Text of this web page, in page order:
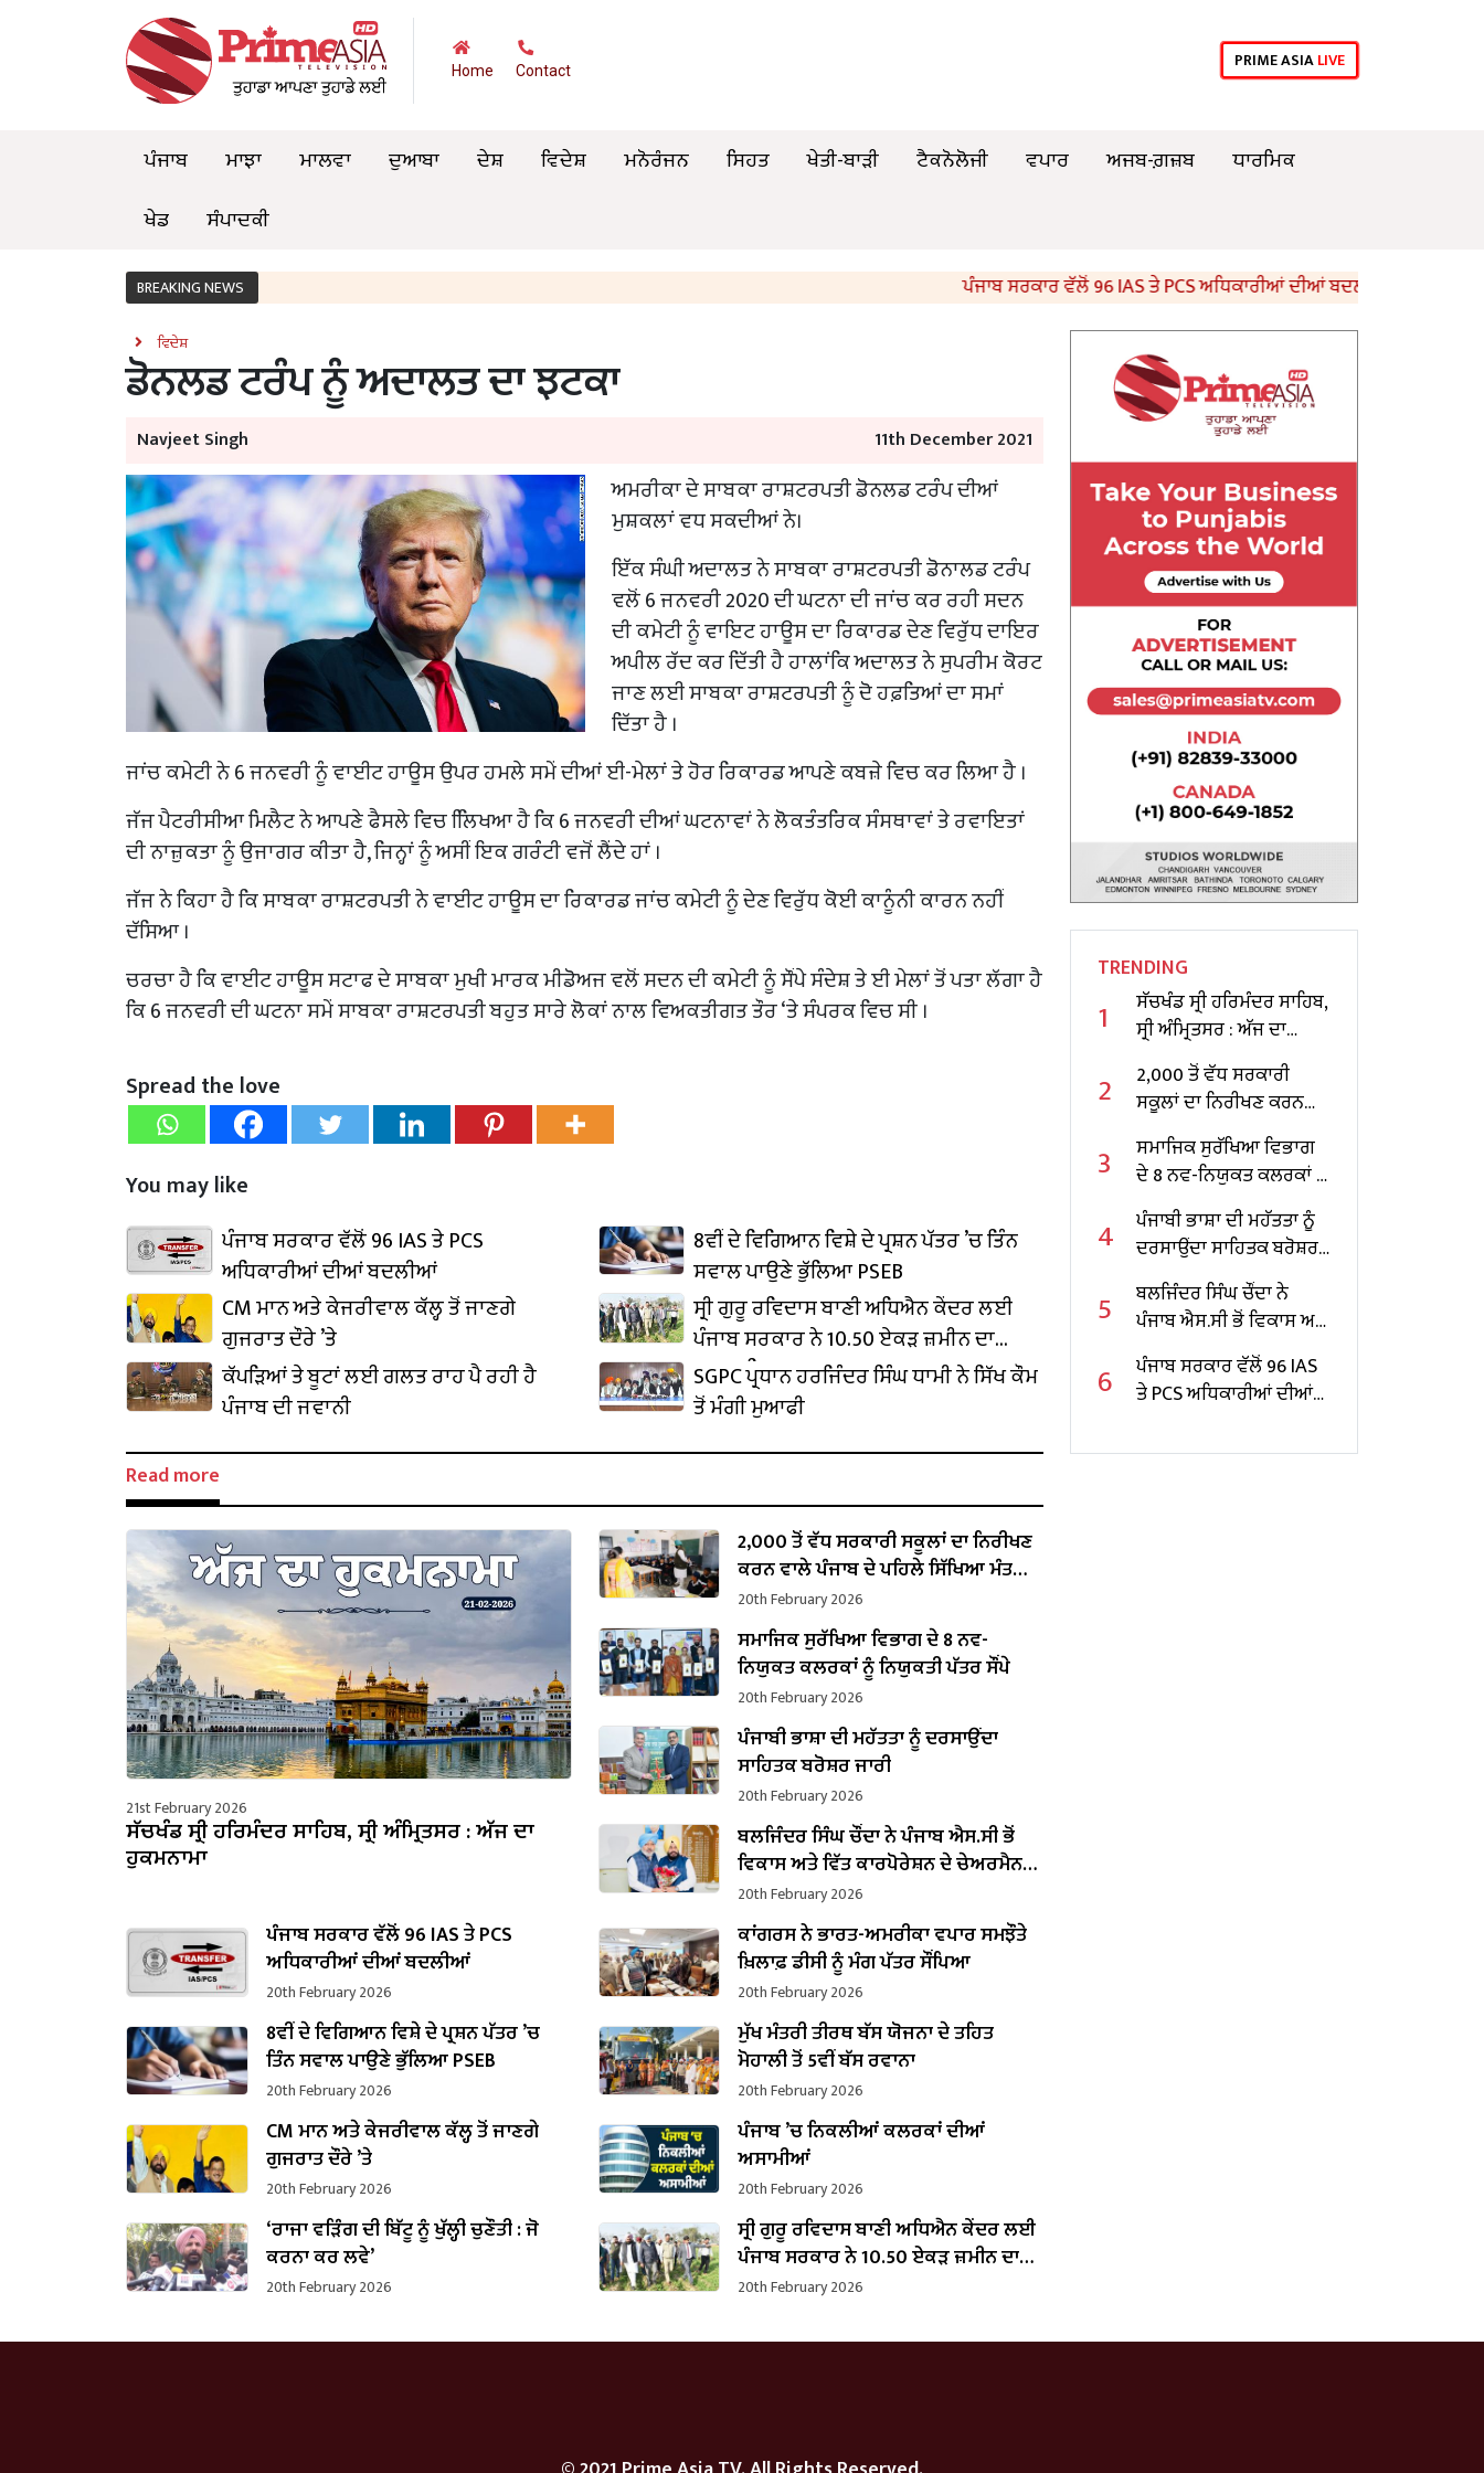
Home Contact PRIME ASIALIVE
ਪੰਜਾਬ ਮਾਝਾ ਮਾਲਵਾ ਦੁਆਬਾ ਦੇਸ਼ ਵਿਦੇਸ਼ ਮਨੋਰੰਜਨ ਸਿਹਤ ਖੇਤੀ-ਬਾੜੀ ਟੈਕਨੋਲੋਜੀ ਵਪਾਰ ਅਜਬ-ਗ਼ਜ਼ਬ
ਧਾਰਮਿਕ
ਖੇਡ
ਸੰਪਾਦਕੀ
BREAKING NEWS ਪੰਜਾਬ ਸਰਕਾਰ ਵੱਲੋਂ 96 IAS ਤੇ PCS ਅਧਿਕਾਰੀਆਂ ਦੀਆਂ ਬਦਲੀਆਂ
ਵਿਦੇਸ਼
ਡੋਨਲਡ ਟਰੰਪ ਨੂੰ ਅਦਾਲਤ ਦਾ ਝਟਕਾ
Navjeet Singh 11th December 2021
ਅਮਰੀਕਾ ਦੇ ਸਾਬਕਾ ਰਾਸ਼ਟਰਪਤੀ ਡੋਨਲਡ ਟਰੰਪ ਦੀਆਂ
ਮੁਸ਼ਕਲਾਂ ਵਧ ਸਕਦੀਆਂ ਨੇ।
ਇੱਕ ਸੰਘੀ ਅਦਾਲਤ ਨੇ ਸਾਬਕਾ ਰਾਸ਼ਟਰਪਤੀ ਡੋਨਾਲਡ ਟਰੰਪ
ਵਲੋਂ 6 ਜਨਵਰੀ 2020 ਦੀ ਘਟਨਾ ਦੀ ਜਾਂਚ ਕਰ ਰਹੀ ਸਦਨ
ਦੀ ਕਮੇਟੀ ਨੂੰ ਵਾਇਟ ਹਾਊਸ ਦਾ ਰਿਕਾਰਡ ਦੇਣ ਵਿਰੁੱਧ ਦਾਇਰ
ਅਪੀਲ ਰੱਦ ਕਰ ਦਿੱਤੀ ਹੈ ਹਾਲਾਂਕਿ ਅਦਾਲਤ ਨੇ ਸੁਪਰੀਮ ਕੋਰਟ
ਜਾਣ ਲਈ ਸਾਬਕਾ ਰਾਸ਼ਟਰਪਤੀ ਨੂੰ ਦੋ ਹਫ਼ਤਿਆਂ ਦਾ ਸਮਾਂ
ਦਿੱਤਾ ਹੈ ।
ਜਾਂਚ ਕਮੇਟੀ ਨੇ 6 ਜਨਵਰੀ ਨੂੰ ਵਾਈਟ ਹਾਊਸ ਉਪਰ ਹਮਲੇ ਸਮੇਂ ਦੀਆਂ ਈ-ਮੇਲਾਂ ਤੇ ਹੋਰ ਰਿਕਾਰਡ ਆਪਣੇ ਕਬਜ਼ੇ ਵਿਚ ਕਰ ਲਿਆ ਹੈ ।
ਜੱਜ ਪੈਟਰੀਸੀਆ ਮਿਲੈਟ ਨੇ ਆਪਣੇ ਫੈਸਲੇ ਵਿਚ ਲਿਿਖਆ ਹੈ ਕਿ 6 ਜਨਵਰੀ ਦੀਆਂ ਘਟਨਾਵਾਂ ਨੇ ਲੋਕਤੰਤਰਿਕ ਸੰਸਥਾਵਾਂ ਤੇ ਰਵਾਇਤਾਂ
ਦੀ ਨਾਜ਼ੁਕਤਾ ਨੂੰ ਉਜਾਗਰ ਕੀਤਾ ਹੈ, ਜਿਨ੍ਹਾਂ ਨੂੰ ਅਸੀਂ ਇਕ ਗਰੰਟੀ ਵਜੋਂ ਲੈਂਦੇ ਹਾਂ ।
ਜੱਜ ਨੇ ਕਿਹਾ ਹੈ ਕਿ ਸਾਬਕਾ ਰਾਸ਼ਟਰਪਤੀ ਨੇ ਵਾਈਟ ਹਾਊਸ ਦਾ ਰਿਕਾਰਡ ਜਾਂਚ ਕਮੇਟੀ ਨੂੰ ਦੇਣ ਵਿਰੁੱਧ ਕੋਈ ਕਾਨੂੰਨੀ ਕਾਰਨ ਨਹੀਂ
ਦੱਸਿਆ ।
ਚਰਚਾ ਹੈ ਕਿ ਵਾਈਟ ਹਾਊਸ ਸਟਾਫ ਦੇ ਸਾਬਕਾ ਮੁਖੀ ਮਾਰਕ ਮੀਡੋਅਜ ਵਲੋਂ ਸਦਨ ਦੀ ਕਮੇਟੀ ਨੂੰ ਸੌਂਪੇ ਸੰਦੇਸ਼ ਤੇ ਈ ਮੇਲਾਂ ਤੋਂ ਪਤਾ ਲੱਗਾ ਹੈ
ਕਿ 6 ਜਨਵਰੀ ਦੀ ਘਟਨਾ ਸਮੇਂ ਸਾਬਕਾ ਰਾਸ਼ਟਰਪਤੀ ਬਹੁਤ ਸਾਰੇ ਲੋਕਾਂ ਨਾਲ ਵਿਅਕਤੀਗਤ ਤੌਰ ‘ਤੇ ਸੰਪਰਕ ਵਿਚ ਸੀ ।
Spread the love
You may like
ਪੰਜਾਬ ਸਰਕਾਰ ਵੱਲੋਂ 96 IAS ਤੇ PCS
ਅਧਿਕਾਰੀਆਂ ਦੀਆਂ ਬਦਲੀਆਂ
8ਵੀਂ ਦੇ ਵਿਗਿਆਨ ਵਿਸ਼ੇ ਦੇ ਪ੍ਰਸ਼ਨ ਪੱਤਰ ’ਚ ਤਿੰਨ
ਸਵਾਲ ਪਾਉਣੇ ਭੁੱਲਿਆ PSEB
CM ਮਾਨ ਅਤੇ ਕੇਜਰੀਵਾਲ ਕੱਲ੍ਹ ਤੋਂ ਜਾਣਗੇ
ਗੁਜਰਾਤ ਦੌਰੇ ’ਤੇ
ਸ੍ਰੀ ਗੁਰੂ ਰਵਿਦਾਸ ਬਾਣੀ ਅਧਿਐਨ ਕੇਂਦਰ ਲਈ
ਪੰਜਾਬ ਸਰਕਾਰ ਨੇ 10.50 ਏਕੜ ਜ਼ਮੀਨ ਦਾ
ਕਬਜ਼ਾ ਲਿਆ
ਕੱਪੜਿਆਂ ਤੇ ਬੂਟਾਂ ਲਈ ਗਲਤ ਰਾਹ ਪੈ ਰਹੀ ਹੈ
ਪੰਜਾਬ ਦੀ ਜਵਾਨੀ
SGPC ਪ੍ਰਧਾਨ ਹਰਜਿੰਦਰ ਸਿੰਘ ਧਾਮੀ ਨੇ ਸਿੱਖ ਕੌਮ
ਤੋਂ ਮੰਗੀ ਮੁਆਫੀ
Read more
21st February 2026
ਸੱਚਖੰਡ ਸ੍ਰੀ ਹਰਿਮੰਦਰ ਸਾਹਿਬ, ਸ੍ਰੀ ਅੰਮ੍ਰਿਤਸਰ : ਅੱਜ ਦਾ
ਹੁਕਮਨਾਮਾ
2,000 ਤੋਂ ਵੱਧ ਸਰਕਾਰੀ ਸਕੂਲਾਂ ਦਾ ਨਿਰੀਖਣ
ਕਰਨ ਵਾਲੇ ਪੰਜਾਬ ਦੇ ਪਹਿਲੇ ਸਿੱਖਿਆ ਮੰਤਰੀ
ਬਣੇ ਹਰਜੋਤ ਸਿੰਘ ਬੈਂਸ
20th February 2026
ਸਮਾਜਿਕ ਸੁਰੱਖਿਆ ਵਿਭਾਗ ਦੇ 8 ਨਵ-
ਨਿਯੁਕਤ ਕਲਰਕਾਂ ਨੂੰ ਨਿਯੁਕਤੀ ਪੱਤਰ ਸੌਂਪੇ
20th February 2026
ਪੰਜਾਬੀ ਭਾਸ਼ਾ ਦੀ ਮਹੱਤਤਾ ਨੂੰ ਦਰਸਾਉਂਦਾ
ਸਾਹਿਤਕ ਬਰੋਸ਼ਰ ਜਾਰੀ
20th February 2026
ਬਲਜਿੰਦਰ ਸਿੰਘ ਚੌਂਦਾ ਨੇ ਪੰਜਾਬ ਐਸ.ਸੀ ਭੋਂ
ਵਿਕਾਸ ਅਤੇ ਵਿੱਤ ਕਾਰਪੋਰੇਸ਼ਨ ਦੇ ਚੇਅਰਮੈਨ
ਵਜੋਂ ਸੰਭਾਲਿਆ ਕਾਰਜਭਾਰ
20th February 2026
ਪੰਜਾਬ ਸਰਕਾਰ ਵੱਲੋਂ 96 IAS ਤੇ PCS
ਅਧਿਕਾਰੀਆਂ ਦੀਆਂ ਬਦਲੀਆਂ
20th February 2026
ਕਾਂਗਰਸ ਨੇ ਭਾਰਤ-ਅਮਰੀਕਾ ਵਪਾਰ ਸਮਝੌਤੇ
ਖ਼ਿਲਾਫ਼ ਡੀਸੀ ਨੂੰ ਮੰਗ ਪੱਤਰ ਸੌਂਪਿਆ
20th February 2026
8ਵੀਂ ਦੇ ਵਿਗਿਆਨ ਵਿਸ਼ੇ ਦੇ ਪ੍ਰਸ਼ਨ ਪੱਤਰ ’ਚ
ਤਿੰਨ ਸਵਾਲ ਪਾਉਣੇ ਭੁੱਲਿਆ PSEB
20th February 2026
ਮੁੱਖ ਮੰਤਰੀ ਤੀਰਥ ਬੱਸ ਯੋਜਨਾ ਦੇ ਤਹਿਤ
ਮੋਹਾਲੀ ਤੋਂ 5ਵੀਂ ਬੱਸ ਰਵਾਨਾ
20th February 2026
CM ਮਾਨ ਅਤੇ ਕੇਜਰੀਵਾਲ ਕੱਲ੍ਹ ਤੋਂ ਜਾਣਗੇ
ਗੁਜਰਾਤ ਦੌਰੇ ’ਤੇ
20th February 2026
ਪੰਜਾਬ ’ਚ ਨਿਕਲੀਆਂ ਕਲਰਕਾਂ ਦੀਆਂ
ਅਸਾਮੀਆਂ
20th February 2026
‘ਰਾਜਾ ਵੜਿੰਗ ਦੀ ਬਿੱਟੂ ਨੂੰ ਖੁੱਲ੍ਹੀ ਚੁਣੌਤੀ : ਜੋ
ਕਰਨਾ ਕਰ ਲਵੇ’
20th February 2026
ਸ੍ਰੀ ਗੁਰੂ ਰਵਿਦਾਸ ਬਾਣੀ ਅਧਿਐਨ ਕੇਂਦਰ ਲਈ
ਪੰਜਾਬ ਸਰਕਾਰ ਨੇ 10.50 ਏਕੜ ਜ਼ਮੀਨ ਦਾ
ਕਬਜ਼ਾ ਲਿਆ
20th February 2026
TRENDING
1
ਸੱਚਖੰਡ ਸ੍ਰੀ ਹਰਿਮੰਦਰ ਸਾਹਿਬ,
ਸ੍ਰੀ ਅੰਮ੍ਰਿਤਸਰ : ਅੱਜ ਦਾ
ਹੁਕਮਨਾਮਾ
2
2,000 ਤੋਂ ਵੱਧ ਸਰਕਾਰੀ
ਸਕੂਲਾਂ ਦਾ ਨਿਰੀਖਣ ਕਰਨ
ਵਾਲੇ ਪੰਜਾਬ ਦੇ ਪਹਿਲੇ
ਸਿੱਖਿਆ ਮੰਤਰੀ ਬਣੇ ਹਰਜੋਤ
ਸਿੰਘ ਬੈਂਸ
3
ਸਮਾਜਿਕ ਸੁਰੱਖਿਆ ਵਿਭਾਗ
ਦੇ 8 ਨਵ-ਨਿਯੁਕਤ ਕਲਰਕਾਂ ਨੂੰ
ਨਿਯੁਕਤੀ ਪੱਤਰ ਸੌਂਪੇ
4
ਪੰਜਾਬੀ ਭਾਸ਼ਾ ਦੀ ਮਹੱਤਤਾ ਨੂੰ
ਦਰਸਾਉਂਦਾ ਸਾਹਿਤਕ ਬਰੋਸ਼ਰ
ਜਾਰੀ
5
ਬਲਜਿੰਦਰ ਸਿੰਘ ਚੌਂਦਾ ਨੇ
ਪੰਜਾਬ ਐਸ.ਸੀ ਭੋਂ ਵਿਕਾਸ ਅਤੇ
ਵਿੱਤ ਕਾਰਪੋਰੇਸ਼ਨ ਦੇ ਚੇਅਰਮੈਨ
ਵਜੋਂ ਸੰਭਾਲਿਆ ਕਾਰਜਭਾਰ
6
ਪੰਜਾਬ ਸਰਕਾਰ ਵੱਲੋਂ 96 IAS
ਤੇ PCS ਅਧਿਕਾਰੀਆਂ ਦੀਆਂ